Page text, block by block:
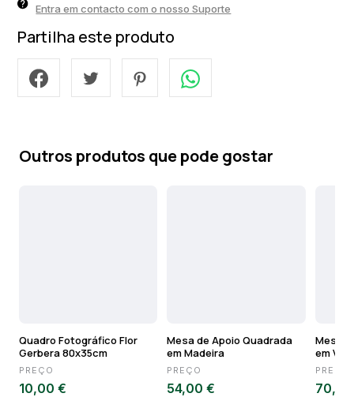
Entra em contacto com o nosso Suporte
Partilha este produto
Outros produtos que pode gostar
Quadro Fotográfico Flor
Gerbera 80x35cm
PREÇO
10,00 €
Mesa de Apoio Quadrada
em Madeira
PREÇO
54,00 €
Mesa
em
PREÇO